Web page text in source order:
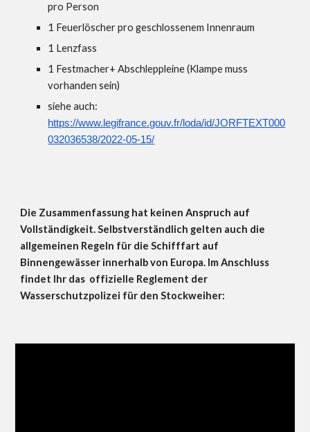
pro Person
1 Feuerlöscher pro geschlossenem Innenraum
1 Lenzfass
1 Festmacher+ Abschleppleine (Klampe muss
vorhanden sein)
siehe auch:
https://www.legifrance.gouv.fr/loda/id/JORFTEXT000
032036538/2022-05-15/
Die Zusammenfassung hat keinen Anspruch auf
Vollständigkeit. Selbstverständlich gelten auch die
allgemeinen Regeln für die Schifffart auf
Binnengewässer innerhalb von Europa. Im Anschluss
findet Ihr das offizielle Reglement der
Wasserschutzpolizei für den Stockweiher: